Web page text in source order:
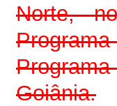
Norte,
Goiânia.